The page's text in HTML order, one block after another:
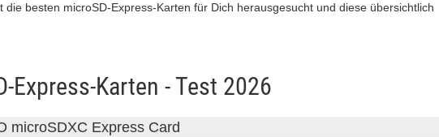
die besten microSD-Express-Karten für Dich herausgesucht und diese übersichtlich
Express-Karten - Test 2026
microSDXC Express Card